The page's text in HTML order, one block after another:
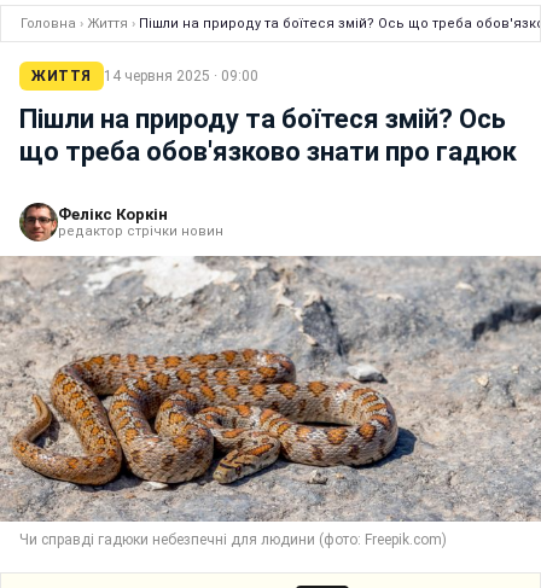
Головна › Життя › Пішли на природу та боїтеся змій? Ось що треба
ЖИТТЯ 14 червня 2025 · 09:00
Пішли на природу та боїтеся змій? Ось
що треба обов'язково знати про гадюк
Фелікс Коркін
редактор стрічки новин
Чи справді гадюки небезпечні для людини (фото: Freepik.com)